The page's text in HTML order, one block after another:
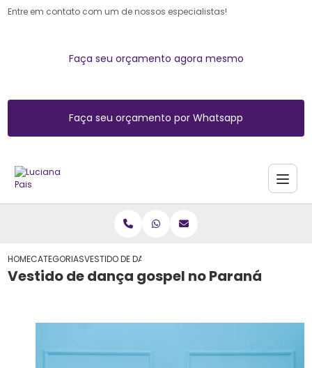
Entre em contato com um de nossos especialistas!
Faça seu orçamento agora mesmo
Faça seu orçamento por Whatsapp
HOMECATEGORIASVESTIDO DE DANÇA GOSPEL NO PARANÁ
Vestido de dança gospel no Paraná